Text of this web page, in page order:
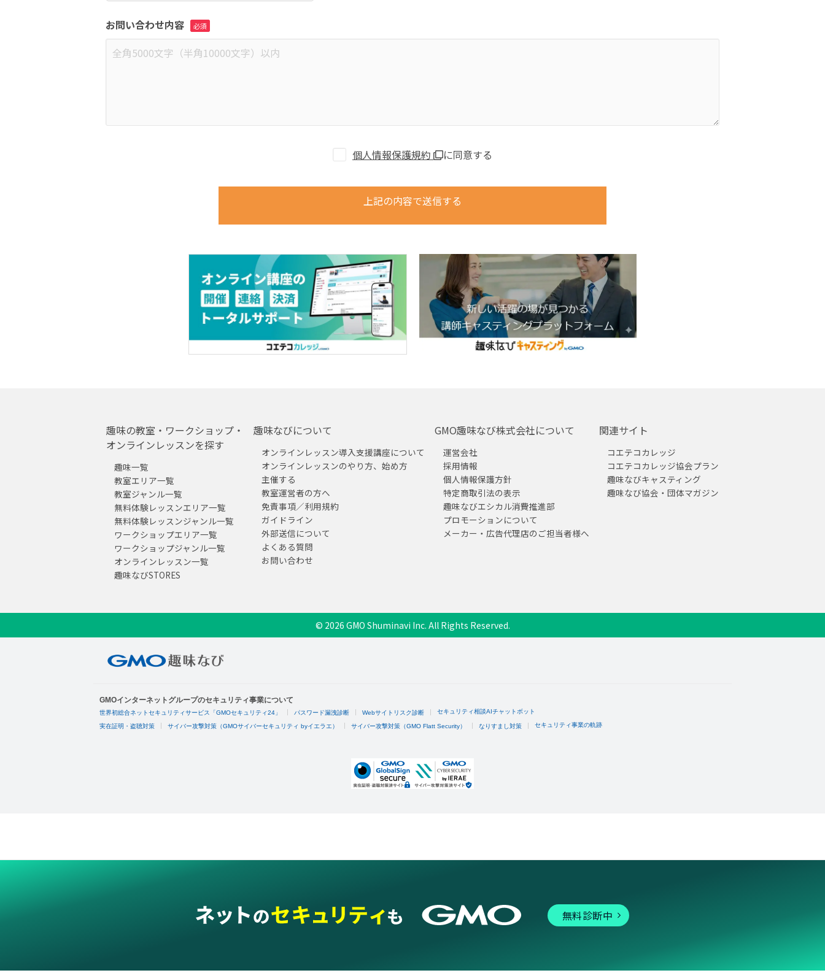
お問い合わせ内容
個人情報保護規約 に同意する
上記の内容で送信する
趣味の教室・ワークショップ・
オンラインレッスンを探す
趣味一覧
教室エリア一覧
教室ジャンル一覧
無料体験レッスンエリア一覧
無料体験レッスンジャンル一覧
ワークショップエリア一覧
ワークショップジャンル一覧
オンラインレッスン一覧
趣味なびSTORES
趣味なびについて
オンラインレッスン導入支援講座について
オンラインレッスンのやり方、始め方
主催する
教室運営者の方へ
免責事項／利用規約
ガイドライン
外部送信について
よくある質問
お問い合わせ
GMO趣味なび株式会社について
運営会社
採用情報
個人情報保護方針
特定商取引法の表示
趣味なびエシカル消費推進部
プロモーションについて
メーカー・広告代理店のご担当者様へ
関連サイト
コエテコカレッジ
コエテコカレッジ協会プラン
趣味なびキャスティング
趣味なび協会・団体マガジン
© 2026 GMO Shuminavi Inc. All Rights Reserved.
無料診断中